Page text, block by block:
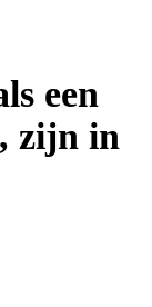
een
zijn in